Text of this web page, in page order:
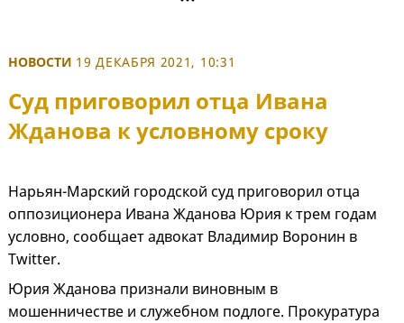
НОВОСТИ 19 ДЕКАБРЯ 2021, 10:31
Суд приговорил отца Ивана
Жданова к условному сроку
Нарьян-Марский городской суд приговорил отца
оппозиционера Ивана Жданова Юрия к трем годам
условно, сообщает адвокат Владимир Воронин в
Twitter.
Юрия Жданова признали виновным в
мошенничестве и служебном подлоге. Прокуратура